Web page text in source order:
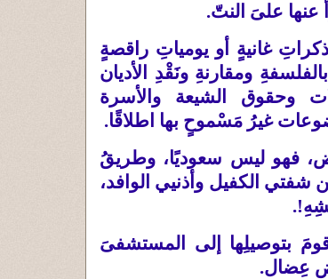
علىَ النتّ.
غانيةٍ أو يومياتِ راقصةٍ
ومقارنةِ ونَقْدِ الأديان
وحقوق الشيعة والأسرة
غيرُ مَسْموحٍ بها اطلاقًا.
فهو ليس سعوديًا، وطريقُ
الكفيل وأذنيي الوافد،
!.
بتوصيلِها إلى المستشفىَ
عِضال.